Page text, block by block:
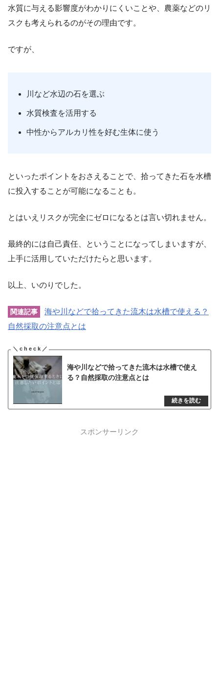
水質に与える影響度がわかりにくいことや、農薬などのリ
スクも考えられるのがその理由です。
ですが、
川など水辺の石を選ぶ
水質検査を活用する
中性からアルカリ性を好む生体に使う
といったポイントをおさえることで、拾ってきた石を水槽
に投入することが可能になることも。
とはいえリスクが完全にゼロになるとは言い切れません。
最終的には自己責任、ということになってしまいますが、
上手に活用していただけたらと思います。
以上、いのりでした。
関連記事
海や川などで拾ってきた流木は水槽で使える？
自然採取の注意点とは
海や川などで拾ってきた流木は水槽で使え
る？自然採取の注意点とは
スポンサーリンク